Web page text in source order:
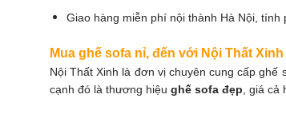
Giao hàng miễn phí nội thành Hà Nội, tính
Mua ghế sofa nỉ, đến với Nội Thất Xinh
Nội Thất Xinh là đơn vị chuyên cung cấp
cạnh đó là thương hiệu ghế sofa đẹp, giá cả